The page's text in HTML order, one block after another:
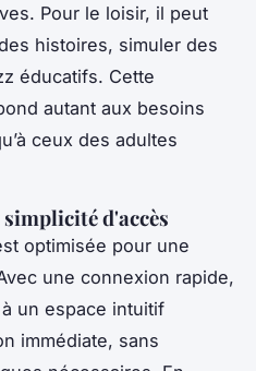
Pour le loisir, il peut
histoires, simuler des
éducatifs. Cette
autant aux besoins
ceux des adultes
d'accès
optimisée pour une
une connexion rapide,
un espace intuitif
immédiate, sans